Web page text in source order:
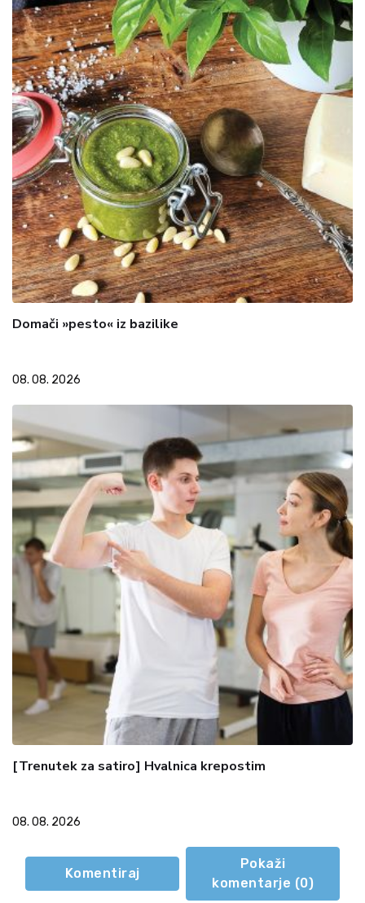
Domači »pesto« iz bazilike
08. 08. 2026
[Trenutek za satiro] Hvalnica krepostim
08. 08. 2026
Komentiraj
Pokaži
komentarje (0)